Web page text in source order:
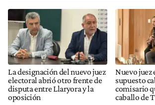
La designación del nuevo juez
electoral abrió otro frente de
disputa entre Llaryora y la
oposición
Nuevo juez
supuesto
comisario
caballo de